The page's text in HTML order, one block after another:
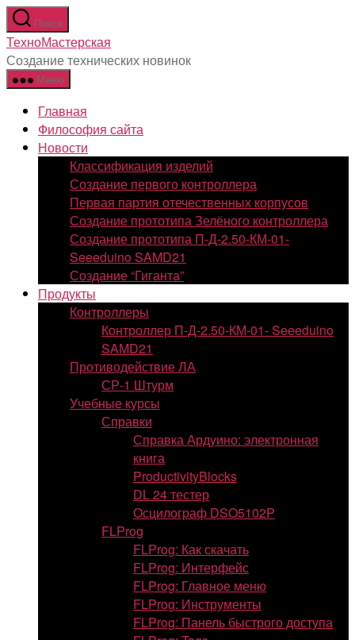
Перейти
к
содержимому
Поиск
ТехноМастерская
Создание технических новинок
Меню
Главная
Философия сайта
Новости
Классификация изделий
Создание первого контроллера
Первая партия отечественных корпусов
Создание прототипа Зелёного контроллера
Создание прототипа П-Д-2.50-КМ-01-
Seeeduino SAMD21
Создание “Гиганта”
Продукты
Контроллеры
Контроллер П-Д-2.50-КМ-01- Seeeduino
SAMD21
Противодействие ЛА
СР-1 Штурм
Учебные курсы
Справки
Справка Ардуино: электронная
книга
ProductivityBlocks
DL 24 тестер
Осцилограф DSO5102P
FLProg
FLProg: Как скачать
FLProg: Интерфейс
FLProg: Главное меню
FLProg: Инструменты
FLProg: Панель быстрого доступа